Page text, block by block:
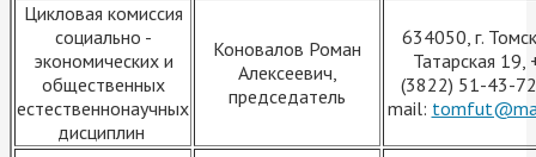
Цикловая комиссия
социально -
экономических и
общественных
естественнонаучных
дисциплин
Коновалов Роман
Алексеевич,
председатель
634050, г.
Татарская 19,
(3822) 51-43-
mail: